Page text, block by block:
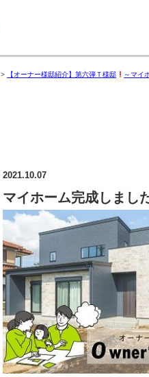
> 【オーナー様邸紹介】第六弾Ｔ様邸 ～マイ
2021.10.07
マイホーム完成しまし